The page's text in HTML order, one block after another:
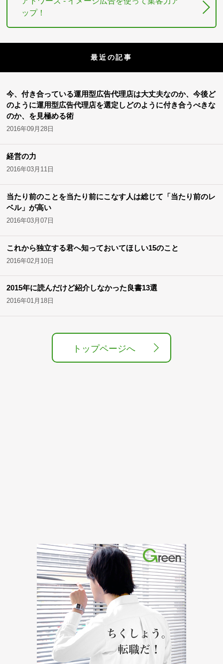
ップ！
最近の記事
今、付き合っている運用型広告代理店は大丈夫なのか、今後ど
のように運用型広告代理店を選定しどのように付き合うべきな
のか、を見極める術
2016年09月28日
経営の力
2016年03月11日
当たり前のことを当たり前にこなす人は総じて「当たり前のレ
ベル」が高い
2016年03月07日
これから独立する君へ知っておいてほしい15のこと
2016年02月10日
2015年に読んだけど紹介しなかった良書13選
2016年01月18日
トップページへ